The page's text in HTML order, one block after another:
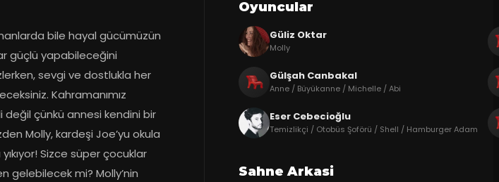
bile hayal gücümüzün
güçlü yapabileceğini
sevgi ve dostlukla her
Kahramanımız
değil çünkü annesi kendini bir
Molly, kardeşi Joe’yu okula
yıkıyor! Sizce süper çocuklar
gelebilecek mi? Molly’nin
Oyuncular
Güliz Oktar
Molly
Gülşah Canbakal
Anne / Büyükanne / Michelle / Abi
Eser Cebecioğlu
Temizlikçi / Otobüs Şoförü / Shell / Hamburger Adam
Sahne Arkasi